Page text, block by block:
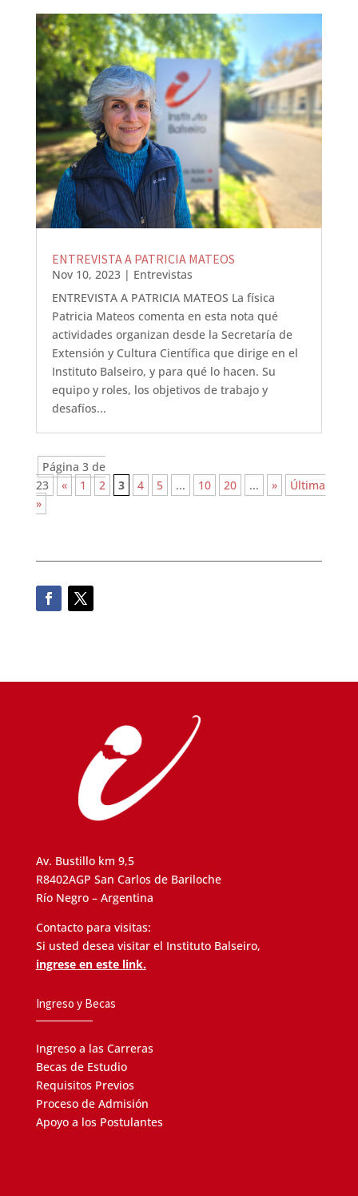
ENTREVISTA A PATRICIA MATEOS
Nov 10, 2023| Entrevistas
ENTREVISTA A PATRICIA MATEOS La física
Patricia Mateos comenta en esta nota qué
actividades organizan desde la Secretaría de
Extensión y Cultura Científica que dirige en el
Instituto Balseiro, y para qué lo hacen. Su
equipo y roles, los objetivos de trabajo y
desafíos...
Página 3 de
23
« 1 2 3 4 5 ... 10 20 ... »
Última
»
Av. Bustillo km 9,5
R8402AGP San Carlos de Bariloche
Río Negro – Argentina
Contacto para visitas:
Si usted desea visitar el Instituto Balseiro,
ingrese en este link.
Ingreso y Becas
Ingreso a las Carreras
Becas de Estudio
Requisitos Previos
Proceso de Admisión
Apoyo a los Postulantes